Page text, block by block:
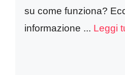
su come funziona?
informazione ... Leggi